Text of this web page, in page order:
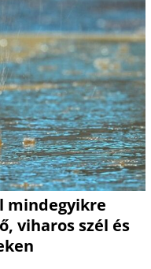
mindegyikre
viharos szél és